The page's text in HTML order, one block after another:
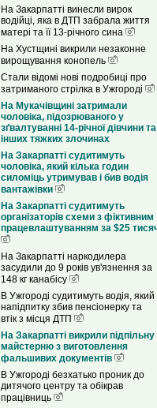
На Закарпатті винесли вирок
водійці, яка в ДТП забрала життя
матері та її 13-річного сина
На Хустщині викрили незаконне
вирощування конопель
Стали відомі нові подробиці про
затриманого стрілка в Ужгороді
На Мукачівщині затримали
чоловіка, підозрюваного у
зґвалтуванні 14-річної дівчини та
інших тяжких злочинах
На Закарпатті судитимуть
чоловіка, який кілька годин
силоміць утримував і бив водія
вантажівки
На Закарпатті судитимуть
організаторів схеми з фіктивним
працевлаштуванням за $25
На Закарпатті наркодилера
засудили до 9 років ув'язнення за
148 кг канабісу
В Ужгороді судитимуть водія, який
напідпитку збив пенсіонерку та
втік з місця ДТП
На Закарпатті викрили підпільну
майстерню з виготовлення
фальшивих документів
В Ужгороді безхатько проник до
дитячого центру та обікрав
працівниць